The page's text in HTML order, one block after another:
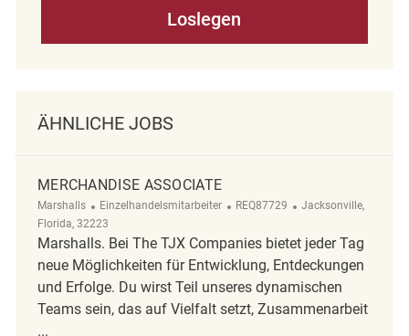
Loslegen
ÄHNLICHE JOBS
MERCHANDISE ASSOCIATE
Marshalls Kategorie
Einzelhandelsmitarbeiter ReqId
REQ87729 Ort
Jacksonville,
Florida, 32223
Marshalls. Bei The TJX Companies bietet jeder Tag
neue Möglichkeiten für Entwicklung, Entdeckungen
und Erfolge. Du wirst Teil unseres dynamischen
Teams sein, das auf Vielfalt setzt, Zusammenarbeit
...